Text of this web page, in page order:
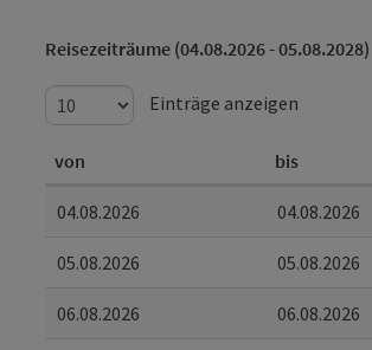
Reisezeiträume (04.08.2026 - 05.08.2028)
Einträge anzeigen
von bis
04.08.2026 04.08.2026
05.08.2026 05.08.2026
06.08.2026 06.08.2026